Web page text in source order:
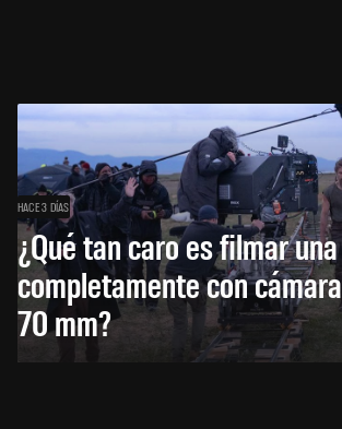
HACE 3 DÍAS
¿Qué tan caro es filmar
completamente con
70 mm?